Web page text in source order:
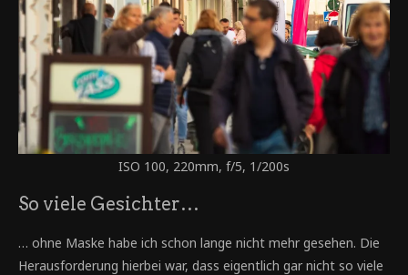
ISO 100, 220mm, f/5, 1/200s
So viele Gesichter…
… ohne Maske habe ich schon lange nicht mehr gesehen. Die
Herausforderung hierbei war, dass eigentlich gar nicht so viele